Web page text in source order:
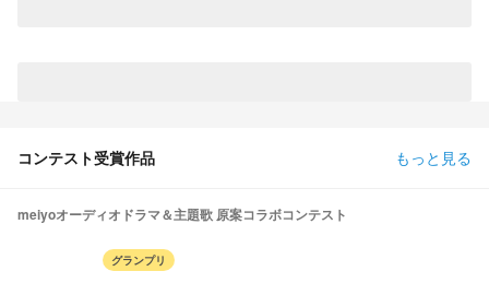
コンテスト受賞作品 もっと見る
meiyoオーディオドラマ＆主題歌 原案コラボコンテスト
グランプリ